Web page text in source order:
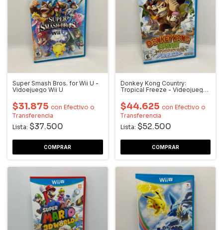
Super Smash Bros. for Wii U -
Vidoejuego Wii U
$31.875 con Efectivo o
Transferencia
Lista: $37.500
Donkey Kong Country:
Tropical Freeze - Videojuego
$44.625 con Efectivo o
Transferencia
Lista: $52.500